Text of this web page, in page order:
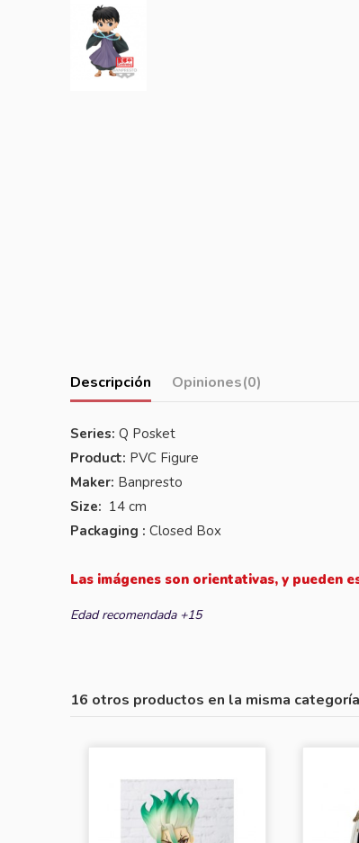
Descripción Opiniones(0)
Series: Q Posket
Product: PVC Figure
Maker: Banpresto
Size: 14 cm
Packaging : Closed Box
Las imágenes son orientativas, y pueden
Edad recomendada +15
16 otros productos en la misma